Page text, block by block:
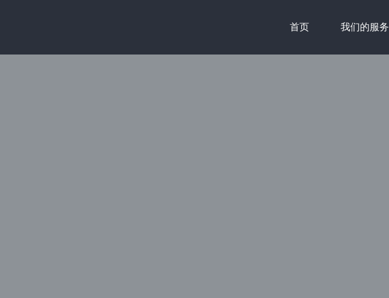
首页 我们的服务